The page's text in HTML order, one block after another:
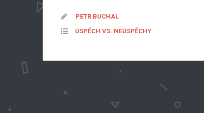
PETR BUCHAL
ÚSPĚCH VS. NEÚSPĚCHY